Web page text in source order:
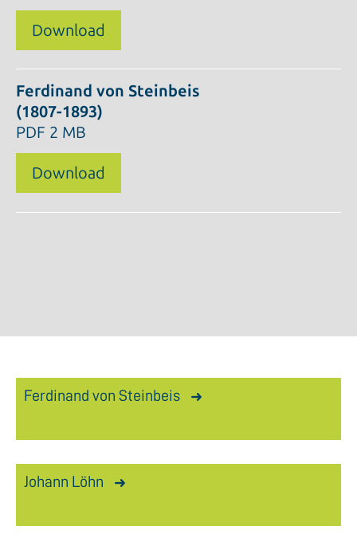
Download
Ferdinand von Steinbeis
(1807-1893)
PDF 2 MB
Download
Ferdinand von Steinbeis
Johann Löhn